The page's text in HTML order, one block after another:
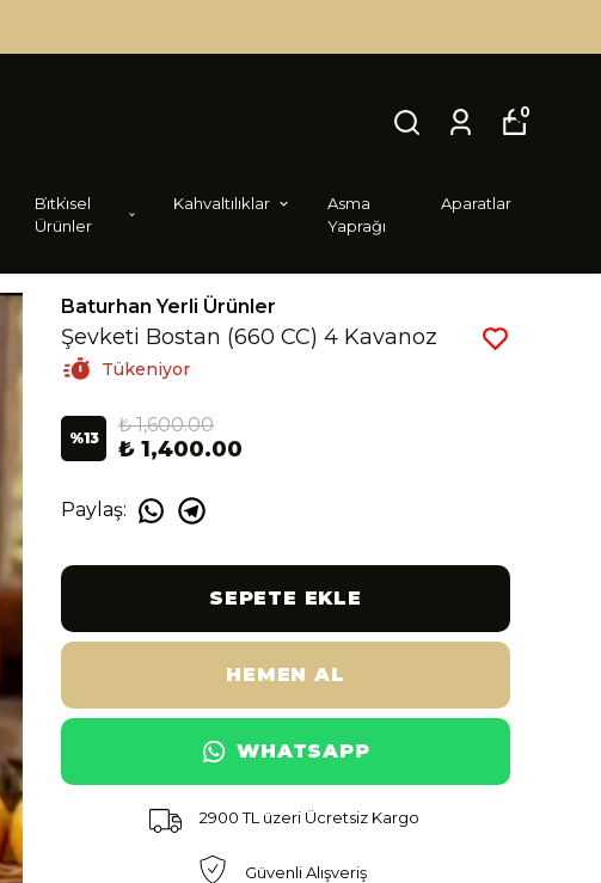
Bi̇tki̇sel
Ürünler
Kahvaltılıklar
Asma
Yaprağı
Aparatlar
0
Baturhan Yerli Ürünler
Şevketi Bostan (660 CC) 4 Kavanoz
Tükeniyor
%13
₺ 1,600.00
₺ 1,400.00
Paylaş:
SEPETE EKLE
HEMEN AL
WHATSAPP
2900 TL üzeri Ücretsiz Kargo
Güvenli Alışveriş